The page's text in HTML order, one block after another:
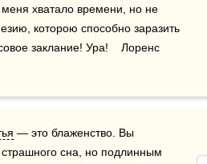
хватало времени, но не
которою способно заразить
заклание! Ура!    Лоренс
— это блаженство. Вы
сна, но подлинным